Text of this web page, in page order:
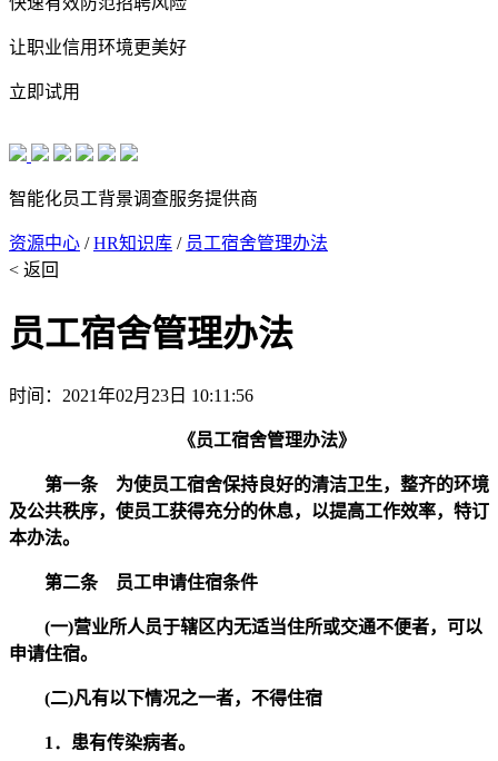
让职业信用环境更美好
立即试用
智能化员工背景调查服务提供商
资源中心 /HR知识库 / 员工宿舍管理办法
< 返回
员工宿舍管理办法
时间：2021年02月23日 10:11:56
《员工宿舍管理办法》
第一条 为使员工宿舍保持良好的清洁卫生，整齐的环境
及公共秩序，使员工获得充分的休息，以提高工作效率，特订
本办法。
第二条 员工申请住宿条件
(一)营业所人员于辖区内无适当住所或交通不便者，可以
申请住宿。
(二)凡有以下情况之一者，不得住宿
1．患有传染病者。